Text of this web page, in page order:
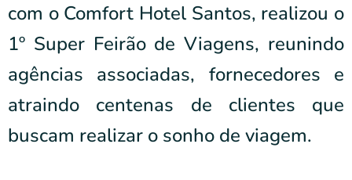
com o Comfort Hotel Santos, realizou o
1º Super Feirão de Viagens, reunindo
agências associadas, fornecedores e
atraindo centenas de clientes que
buscam realizar o sonho de viagem.